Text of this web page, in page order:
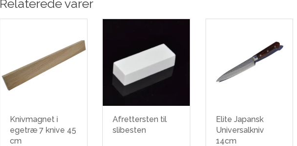
Relaterede varer
Knivmagnet i
egetræ 7 knive 45
cm
Afrettersten til
slibesten
Elite Japansk
Universalkniv
14cm